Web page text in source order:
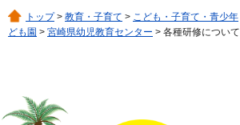
トップ> 教育・子育て > こども・子育て・青少年
ども園 > 宮崎県幼児教育センター > 各種研修について